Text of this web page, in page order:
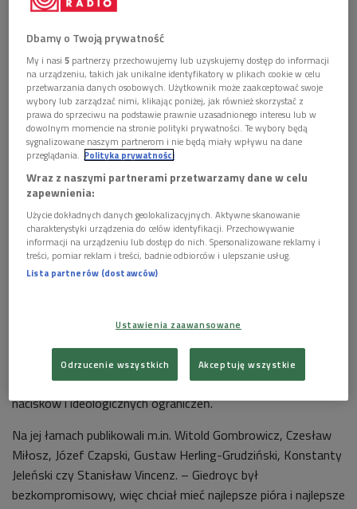
Okładka pierwszego tomu "Lafickiej szkoły eseju" Foto: materiały
promocyjne
W czasach, gdy wartościowych polskich pism intelektualnych
było niewiele, paryski miesięcznik przyciągał autorów swoją
debaty. – Dobre pismo intelektualne jest magnesem –
podkreślał w rozmowie gość audycji. Jak przypomniał,
pojawienie się "Kultury" stworzyło przestrzeń, która
przyciągała autorów pragnących publikować bez politycznych
nacisków i ideologicznych ograniczeń.
Na jej łamach publikowali m.in. Witold Gombrowicz, Czesław
Miłosz, Józef Czapski, Gustaw Herling-Grudziński, Konstanty
Jeleński czy Stanisław Vincenz. – Giedroyc był
bezkompromisowy, więc chciał mieć najlepsze pióra i najlepsze
Dbamy o Twoją prywatność
My i nasi5 partnerzy przechowujemy lub uzyskujemy dostęp do informacji
na urządzeniu, takich jak unikalne identyfikatory w plikach cookie w celu
przetwarzania danych osobowych. Użytkownik może zaakceptować swoje
wybory lub zarządzać nimi, klikając poniżej, jak również skorzystać z
prawa do sprzeciwu na podstawie prawnie uzasadnionego interesu lub w
dowolnym momencie na stronie polityki prywatności. Te wybory będą
sygnalizowane naszym partnerom i nie będą miały wpływu na dane
przeglądania. Polityka prywatności
Wraz z naszymi partnerami przetwarzamy dane w celu
zapewnienia:
Użycie dokładnych danych geolokalizacyjnych. Aktywne skanowanie
charakterystyki urządzenia do celów identyfikacji. Przechowywanie
informacji na urządzeniu lub dostęp do nich. Spersonalizowane reklamy i
treści, pomiar reklam i treści, badnie odbiorców i ulepszanie usług.
Lista partnerów (dostawców)
Ustawienia zaawansowane
Odrzucenie wszystkich Akceptuję wszystkie